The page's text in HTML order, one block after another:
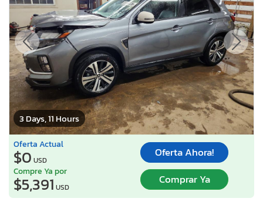
3 Days, 11 Hours
Oferta Actual
$0 USD
Oferta Ahora!
Compre Ya por
$5,391 USD
Comprar Ya